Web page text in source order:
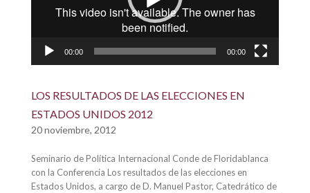
00:00 00:00
LOS RESULTADOS DE LAS ELECCIONES EN
ESTADOS UNIDOS 2012
20 noviembre, 2012
Seminario de Política Internacional Conde de Floridablanca
con la Conferencia Los resultados de las elecciones en
Estados Unidos, a cargo de D. Manuel Pastor, Catedrático de